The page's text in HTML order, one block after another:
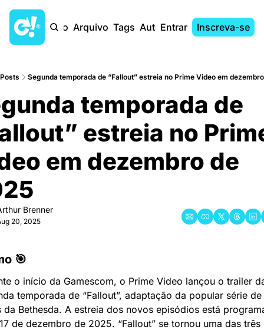
Início Arquivo Tags AutoresEntrar Inscreva-se
Posts Segunda temporada de “Fallout” estreia no Prime Video em
temporada de
estreia no
em dezembro de
Brenner
20, 2025
🎯
o início da Gamescom, o Prime Video lançou o trailer
temporada de “Fallout”, adaptação da popular série de
da Bethesda. A estreia dos novos episódios está
de dezembro de 2025. “Fallout” se tornou uma das três